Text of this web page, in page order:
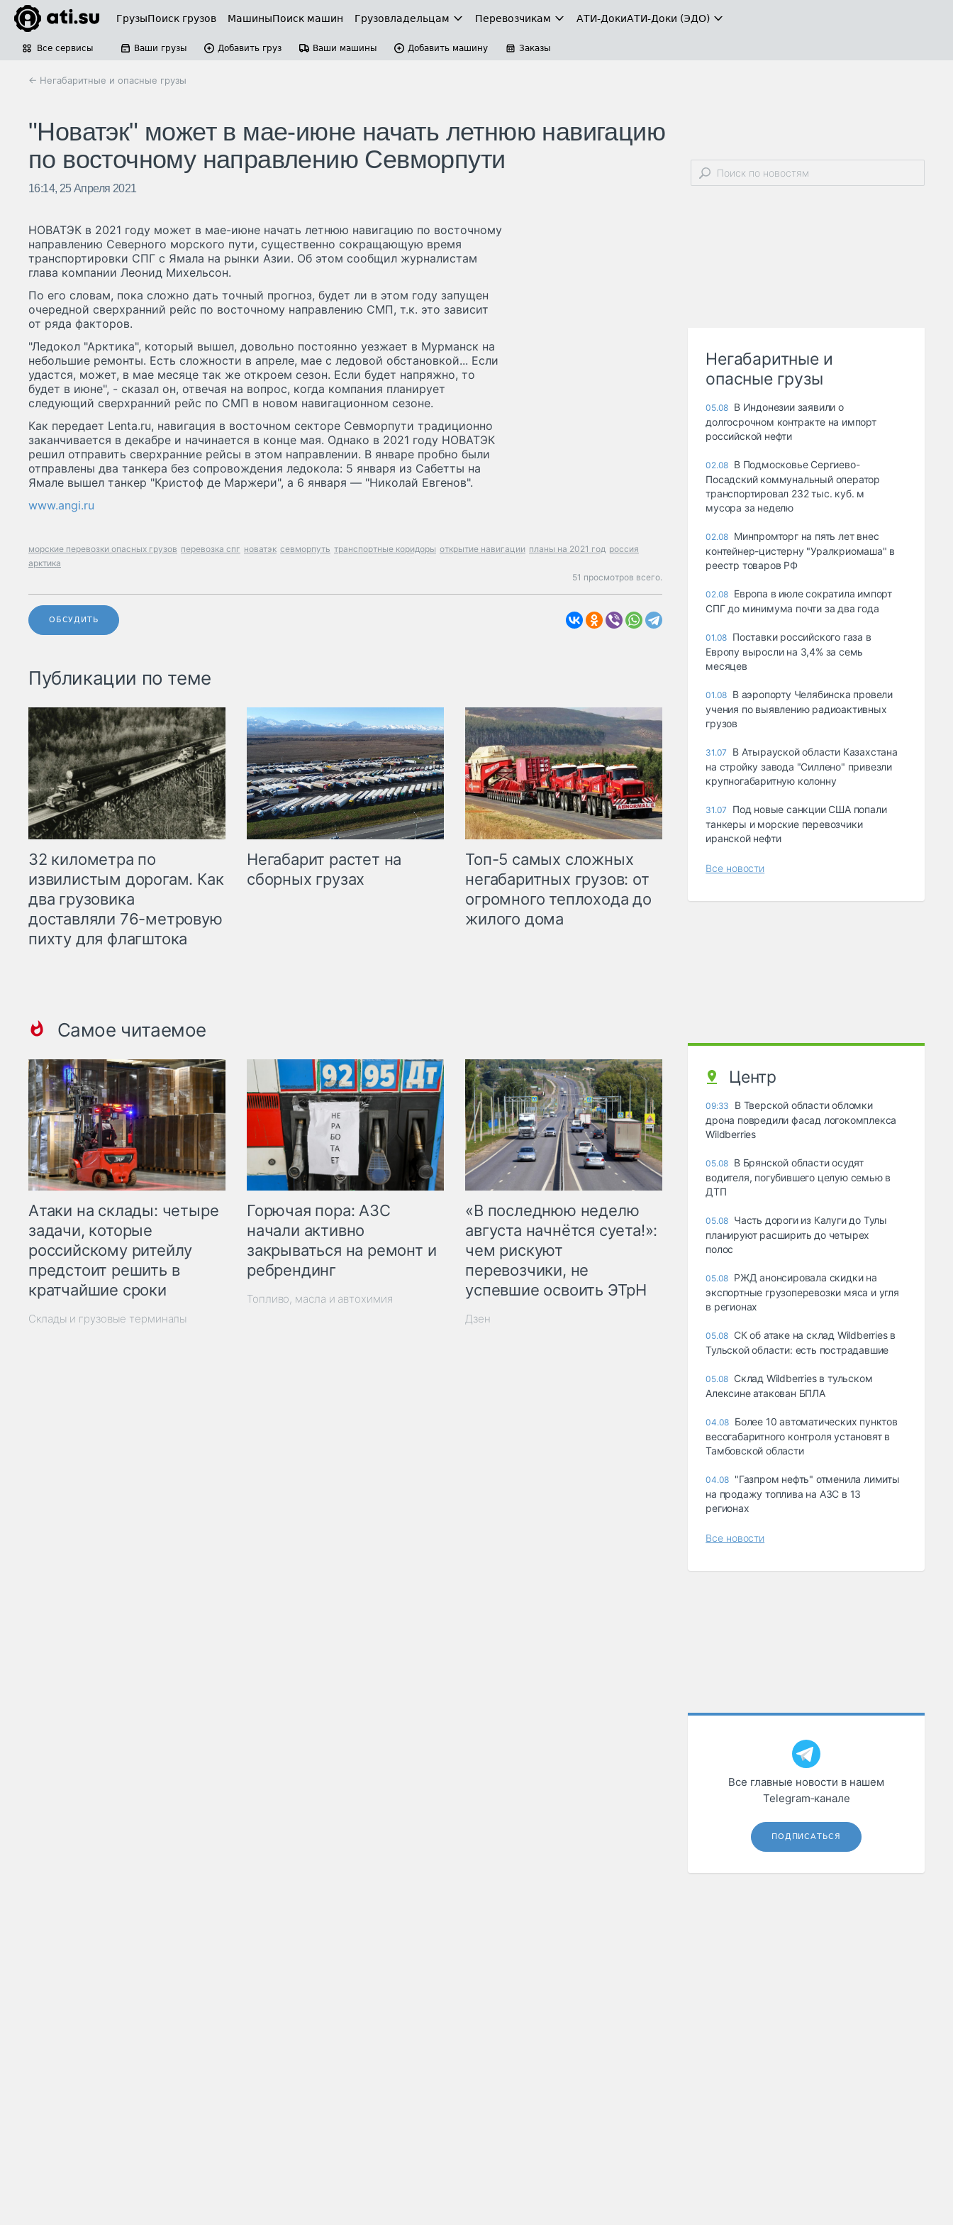
ГрузыПоиск грузов МашиныПоиск машин Грузовладельцам Перевозчикам АТИ-ДокиАТИ-Доки (ЭДО)
Все сервисы Ваши грузы Добавить груз Ваши машины Добавить машину Заказы
← Негабаритные и опасные грузы
"Новатэк" может в мае-июне начать летнюю навигацию
по восточному направлению Севморпути
16:14, 25 Апреля 2021
НОВАТЭК в 2021 году может в мае-июне начать летнюю навигацию по восточному
направлению Северного морского пути, существенно сокращающую время
транспортировки СПГ с Ямала на рынки Азии. Об этом сообщил журналистам
глава компании Леонид Михельсон.
По его словам, пока сложно дать точный прогноз, будет ли в этом году запущен
очередной сверхранний рейс по восточному направлению СМП, т.к. это зависит
от ряда факторов.
"Ледокол "Арктика", который вышел, довольно постоянно уезжает в Мурманск на
небольшие ремонты. Есть сложности в апреле, мае с ледовой обстановкой... Если
удастся, может, в мае месяце так же откроем сезон. Если будет напряжно, то
будет в июне", - сказал он, отвечая на вопрос, когда компания планирует
следующий сверхранний рейс по СМП в новом навигационном сезоне.
Как передает Lenta.ru, навигация в восточном секторе Севморпути традиционно
заканчивается в декабре и начинается в конце мая. Однако в 2021 году НОВАТЭК
решил отправить сверхранние рейсы в этом направлении. В январе пробно были
отправлены два танкера без сопровождения ледокола: 5 января из Сабетты на
Ямале вышел танкер "Кристоф де Маржери", а 6 января — "Николай Евгенов".
www.angi.ru
морские перевозки опасных грузов перевозка спг новатэк севморпуть транспортные коридоры открытие навигации планы на 2021 год россия
арктика
51 просмотров всего.
ОБСУДИТЬ
Публикации по теме
32 километра по
извилистым дорогам. Как
два грузовика
доставляли 76-метровую
пихту для флагштока
Негабарит растет на
сборных грузах
Топ-5 самых сложных
негабаритных грузов: от
огромного теплохода до
жилого дома
Самое читаемое
Атаки на склады: четыре
задачи, которые
российскому ритейлу
предстоит решить в
кратчайшие сроки
Склады и грузовые терминалы
Горючая пора: АЗС
начали активно
закрываться на ремонт и
ребрендинг
Топливо, масла и автохимия
«В последнюю неделю
августа начнётся суета!»:
чем рискуют
перевозчики, не
успевшие освоить ЭТрН
Дзен
Негабаритные и
опасные грузы
05.08 В Индонезии заявили о
долгосрочном контракте на импорт
российской нефти
02.08 В Подмосковье Сергиево-
Посадский коммунальный оператор
транспортировал 232 тыс. куб. м
мусора за неделю
02.08 Минпромторг на пять лет внес
контейнер-цистерну "Уралкриомаша" в
реестр товаров РФ
02.08 Европа в июле сократила импорт
СПГ до минимума почти за два года
01.08 Поставки российского газа в
Европу выросли на 3,4% за семь
месяцев
01.08 В аэропорту Челябинска провели
учения по выявлению радиоактивных
грузов
31.07
В Атырауской области Казахстана
на стройку завода "Силлено" привезли
крупногабаритную колонну
31.07
Под новые санкции США попали
танкеры и морские перевозчики
иранской нефти
Все новости
Центр
09:33
В Тверской области обломки
дрона повредили фасад логокомплекса
Wildberries
05.08 В Брянской области осудят
водителя, погубившего целую семью в
ДТП
05.08 Часть дороги из Калуги до Тулы
планируют расширить до четырех
полос
05.08 РЖД анонсировала скидки на
экспортные грузоперевозки мяса и угля
в регионах
05.08 СК об атаке на склад Wildberries в
Тульской области: есть пострадавшие
05.08 Склад Wildberries в тульском
Алексине атакован БПЛА
04.08 Более 10 автоматических пунктов
весогабаритного контроля установят в
Тамбовской области
04.08 "Газпром нефть" отменила лимиты
на продажу топлива на АЗС в 13
регионах
Все новости
Все главные новости в нашем
Telegram‑канале
ПОДПИСАТЬСЯ